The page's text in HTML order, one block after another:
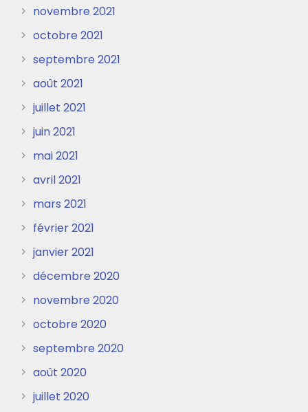
novembre 2021
octobre 2021
septembre 2021
août 2021
juillet 2021
juin 2021
mai 2021
avril 2021
mars 2021
février 2021
janvier 2021
décembre 2020
novembre 2020
octobre 2020
septembre 2020
août 2020
juillet 2020